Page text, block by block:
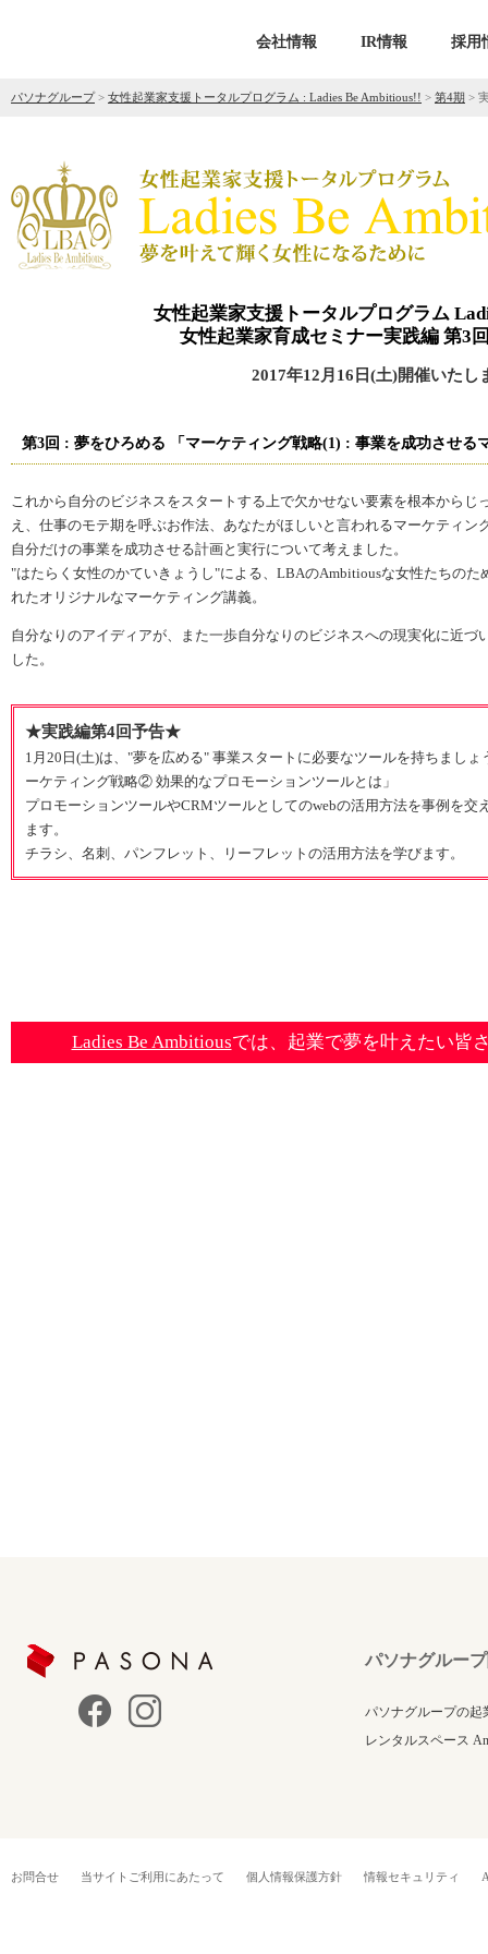
会社情報 IR情報 採用
パソナグループ> 女性起業家支援トータルプログラム : Ladies Be Ambitious!! > 第4期 >
女性起業家支援トータルプログラム
女性起業家育成セミナー実践編 第3
2017年12月16日(土)開催いたし
第3回 : 夢をひろめる 「マーケティング戦略(1) : 事業を成功させる
これから自分のビジネスをスタートする上で欠かせない要素を根本からじ
え、仕事のモテ期を呼ぶお作法、あなたがほしいと言われるマーケティン
自分だけの事業を成功させる計画と実行について考えました。
"はたらく女性のかていきょうし"による、LBAのAmbitiousな女性たちのた
れたオリジナルなマーケティング講義。
自分なりのアイディアが、また一歩自分なりのビジネスへの現実化に近づ
した。
★実践編第4回予告★
1月20日(土)は、"夢を広める" 事業スタートに必要なツールを持ちましょ
ーケティング戦略② 効果的なプロモーションツールとは」
プロモーションツールやCRMツールとしてのwebの活用方法を事例を交
ます。
チラシ、名刺、パンフレット、リーフレットの活用方法を学びます。
Ladies Be Ambitiousでは、起業で夢を叶えたい皆
パソナグルー
パソナグループの起
レンタルスペース
お問合せ 当サイトご利用にあたって 個人情報保護方針 情報セキュリティ